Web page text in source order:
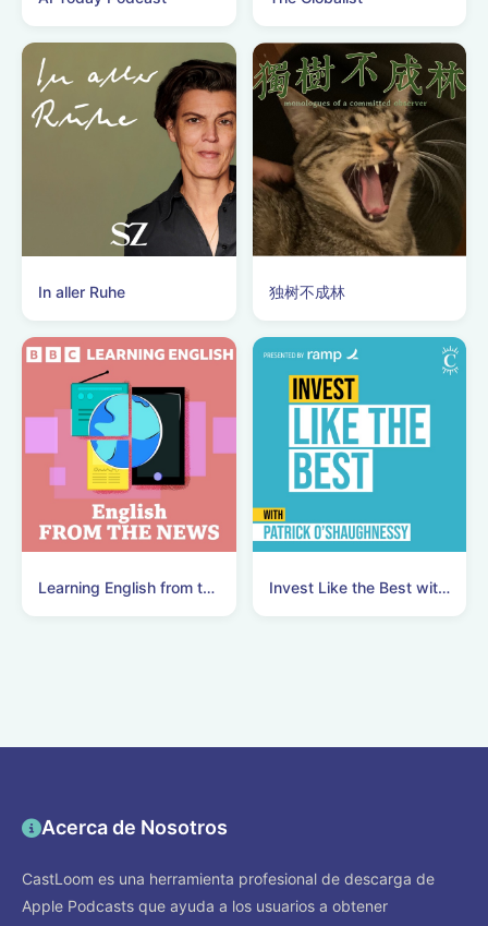
In aller Ruhe 独树不成林
Learning English from the News Invest Like the Best with Patrick O'Shaughnessy
Acerca de Nosotros
CastLoom es una herramienta profesional de descarga de
Apple Podcasts que ayuda a los usuarios a obtener